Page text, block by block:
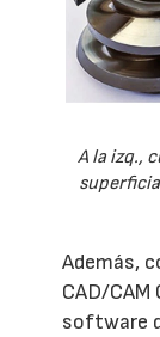
A la izq.,
Además,
CAD/
software